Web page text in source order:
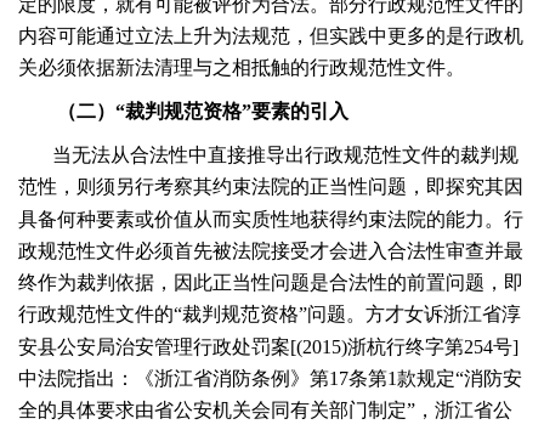
内容可能通过立法上升为法规范，但实践中更多的是行政机
关必须依据新法清理与之相抵触的行政规范性文件。
（二）“裁判规范资格”要素的引入
当无法从合法性中直接推导出行政规范性文件的裁判规
范性，则须另行考察其约束法院的正当性问题，即探究其因
具备何种要素或价值从而实质性地获得约束法院的能力。行
政规范性文件必须首先被法院接受才会进入合法性审查并最
终作为裁判依据，因此正当性问题是合法性的前置问题，即
行政规范性文件的“裁判规范资格”问题。方才女诉浙江省淳
安县公安局治安管理行政处罚案[(2015)浙杭行终字第254号]
中法院指出：《浙江省消防条例》第17条第1款规定“消防安
全的具体要求由省公安机关会同有关部门制定”，浙江省公